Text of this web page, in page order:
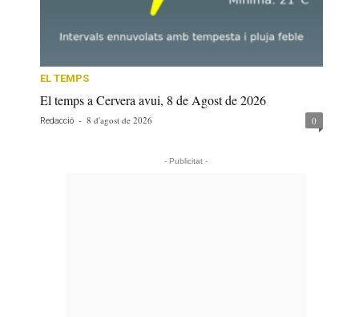
EL TEMPS
El temps a Cervera avui, 8 de Agost de 2026
Redacció - 8 d'agost de 2026 0
- Publicitat -